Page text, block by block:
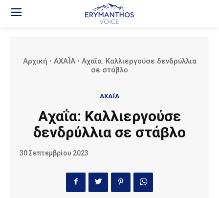
Αρχική ΑΧΑΪΑ
Αχαΐα: Καλλιεργούσε δενδρύλλια
σε στάβλο
ΑΧΑΪΑ
Αχαΐα: Καλλιεργούσε
δενδρύλλια σε στάβλο
30 Σεπτεμβρίου 2023